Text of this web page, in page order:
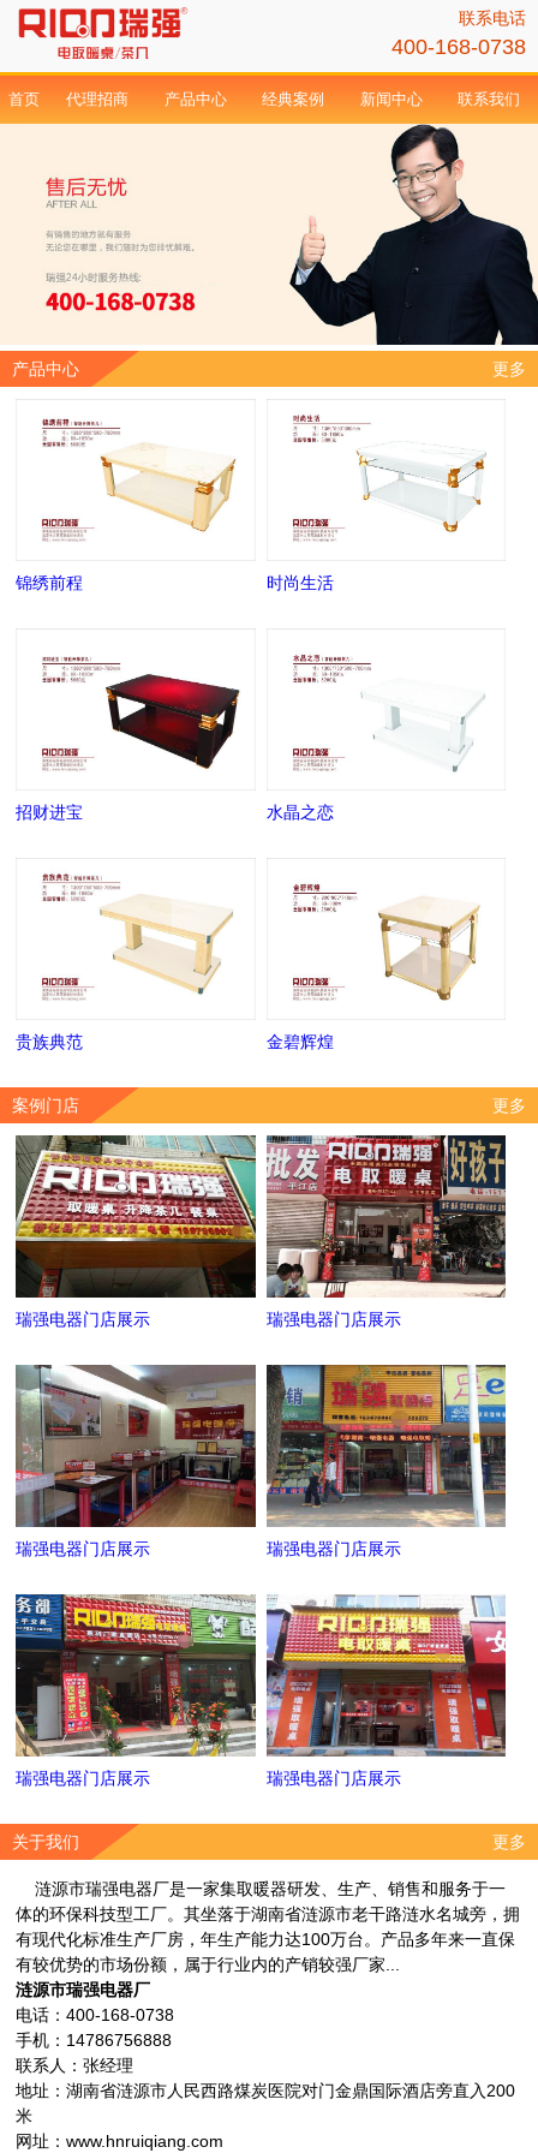
联系电话
400-168-0738
首页 代理招商 产品中心 经典案例 新闻中心 联系我们
产品中心 更多
锦绣前程 时尚生活
招财进宝 水晶之恋
贵族典范 金碧辉煌
案例门店 更多
瑞强电器门店展示 瑞强电器门店展示
瑞强电器门店展示 瑞强电器门店展示
瑞强电器门店展示 瑞强电器门店展示
关于我们 更多
涟源市瑞强电器厂是一家集取暖器研发、生产、销售和服务于一
体的环保科技型工厂。其坐落于湖南省涟源市老干路涟水名城旁，拥
有现代化标准生产厂房，年生产能力达100万台。产品多年来一直保
有较优势的市场份额，属于行业内的产销较强厂家...
涟源市瑞强电器厂
电话：400-168-0738
手机：14786756888
联系人：张经理
地址：湖南省涟源市人民西路煤炭医院对门金鼎国际酒店旁直入200
米
网址：www.hnruiqiang.com